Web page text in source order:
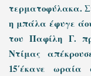
τερματοφύλακα.
η μπάλα έφυγε
του Παφίλη Γ.
Ντίμας
15΄έκανε